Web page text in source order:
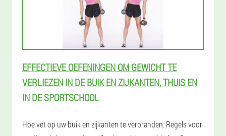
EFFECTIEVE OEFENINGEN OM GEWICHT TE
VERLIEZEN IN DE BUIK EN ZIJKANTEN, THUIS EN
IN DE SPORTSCHOOL
Hoe vet op uw buik en zijkanten te verbranden. Regels voor